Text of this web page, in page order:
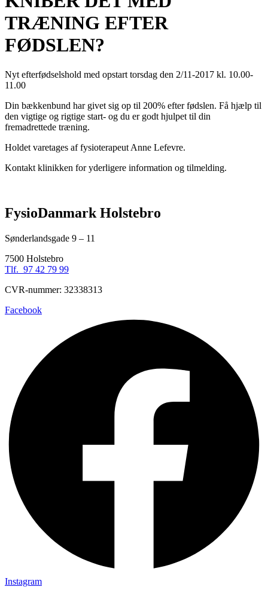
TRÆNING EFTER
FØDSLEN?
Nyt efterfødselshold med opstart torsdag den 2/11-2017 kl. 10.00-
11.00
Din bækkenbund har givet sig op til 200% efter fødslen. Få hjælp til
den vigtige og rigtige start- og du er godt hjulpet til din
fremadrettede træning.
Holdet varetages af fysioterapeut Anne Lefevre.
Kontakt klinikken for yderligere information og tilmelding.
FysioDanmark Holstebro
Sønderlandsgade 9 – 11
7500 Holstebro
Tlf. 97 42 79 99
CVR-nummer: 32338313
Facebook
Instagram